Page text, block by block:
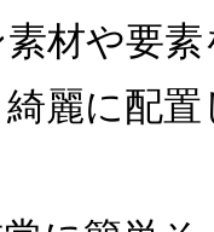
材や要
麗に配